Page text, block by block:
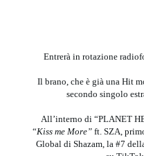
Entrerà in rotazione
Il brano, che è già una Hit
secondo singolo
All’interno di “PLANET
“Kiss me More”ft. SZA,
Global di Shazam, la #7